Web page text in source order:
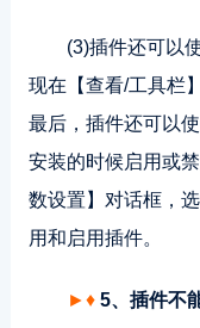
(3)插件还可以
现在【查看/工具栏
最后，插件还可以
安装的时候启用或
数设置】对话框，
用和启用插件。
►♦ 5、插件不